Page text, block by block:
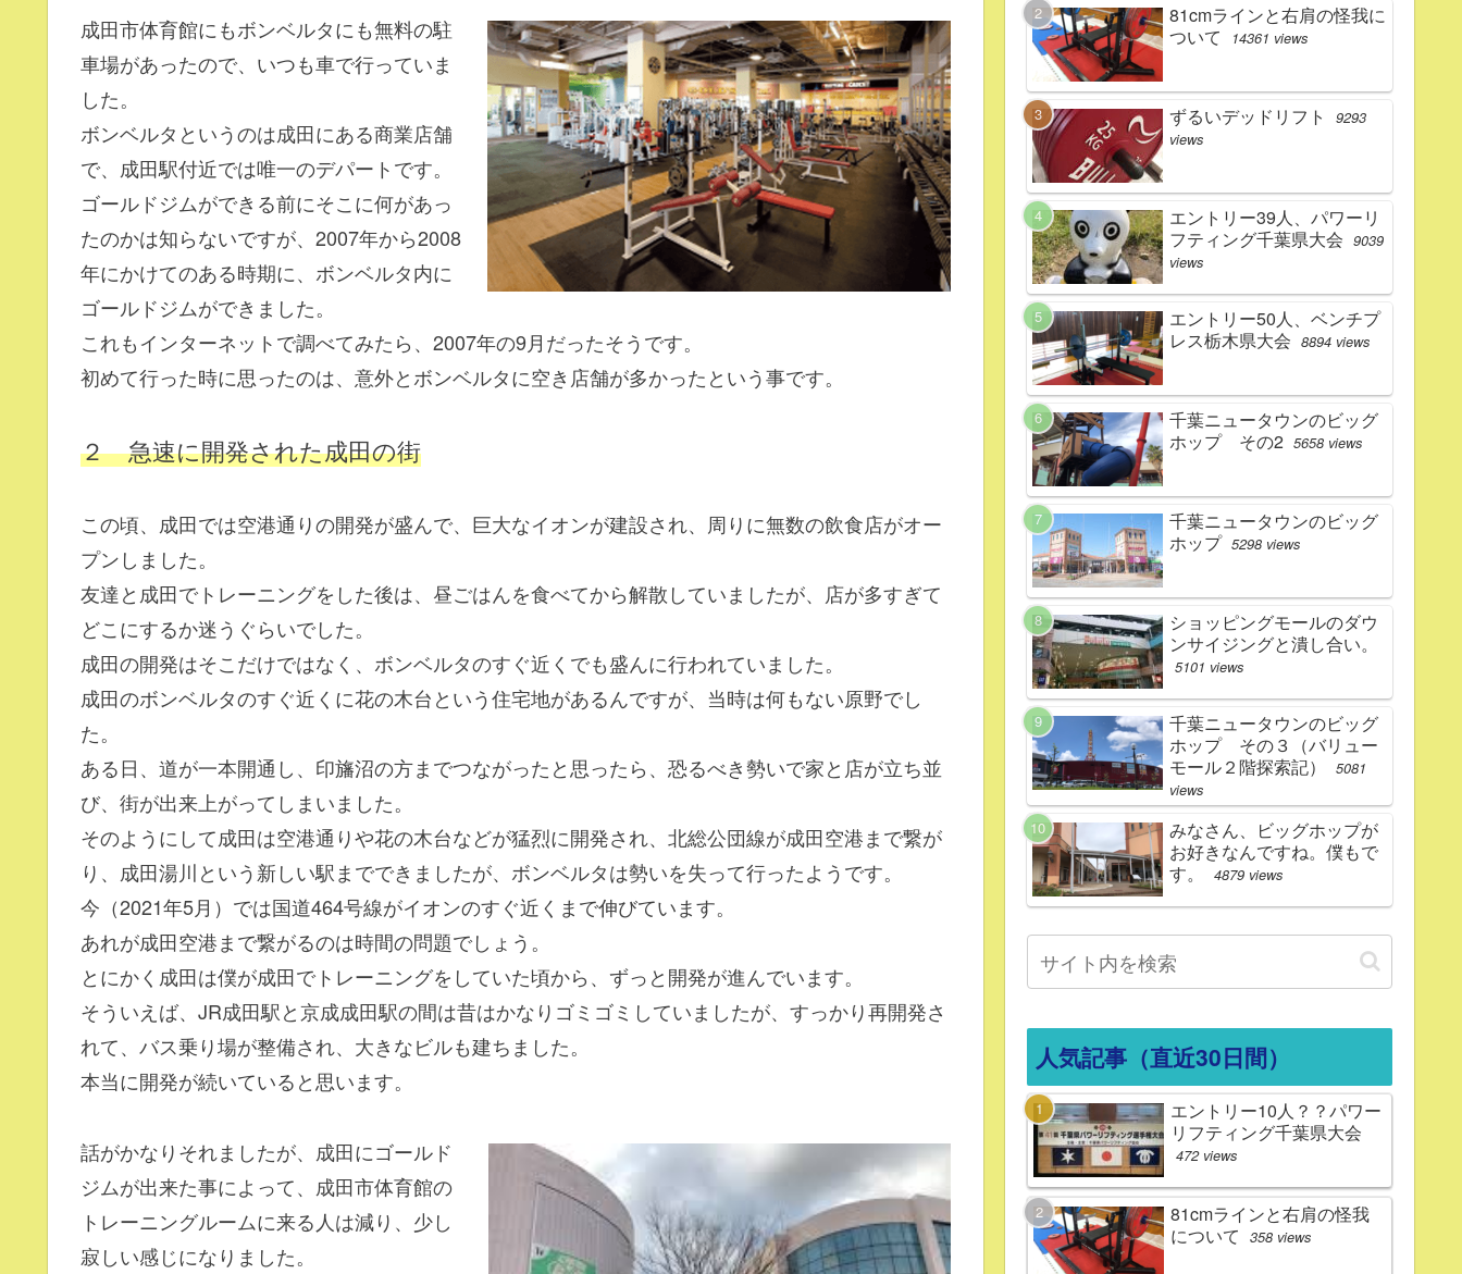
成田市体育館にもボンベルタにも無料の駐
車場があったので、いつも車で行っていま
した。
ボンベルタというのは成田にある商業店舗
で、成田駅付近では唯一のデパートです。
ゴールドジムができる前にそこに何があっ
たのかは知らないですが、2007年から2008
年にかけてのある時期に、ボンベルタ内に
ゴールドジムができました。
これもインターネットで調べてみたら、2007年の9月だったそうです。
初めて行った時に思ったのは、意外とボンベルタに空き店舗が多かったという事です。
２ 急速に開発された成田の街
この頃、成田では空港通りの開発が盛んで、巨大なイオンが建設され、周りに無数の飲食店がオー
プンしました。
友達と成田でトレーニングをした後は、昼ごはんを食べてから解散していましたが、店が多すぎて
どこにするか迷うぐらいでした。
成田の開発はそこだけではなく、ボンベルタのすぐ近くでも盛んに行われていました。
成田のボンベルタのすぐ近くに花の木台という住宅地があるんですが、当時は何もない原野でし
た。
ある日、道が一本開通し、印旛沼の方までつながったと思ったら、恐るべき勢いで家と店が立ち並
び、街が出来上がってしまいました。
そのようにして成田は空港通りや花の木台などが猛烈に開発され、北総公団線が成田空港まで繋が
り、成田湯川という新しい駅までできましたが、ボンベルタは勢いを失って行ったようです。
今（2021年5月）では国道464号線がイオンのすぐ近くまで伸びています。
あれが成田空港まで繋がるのは時間の問題でしょう。
とにかく成田は僕が成田でトレーニングをしていた頃から、ずっと開発が進んでいます。
そういえば、JR成田駅と京成成田駅の間は昔はかなりゴミゴミしていましたが、すっかり再開発さ
れて、バス乗り場が整備され、大きなビルも建ちました。
本当に開発が続いていると思います。
話がかなりそれましたが、成田にゴールド
ジムが出来た事によって、成田市体育館の
トレーニングルームに来る人は減り、少し
寂しい感じになりました。
81cmラインと右肩の怪我に
ついて
14361 views
ずるいデッドリフト
9293
views
エントリー39人、パワーリ
フティング千葉県大会 9039
views
エントリー50人、ベンチプ
レス栃木県大会 8894 views
千葉ニュータウンのビッグ
ホップ その2 5658 views
千葉ニュータウンのビッグ
ホップ 5298 views
ショッピングモールのダウ
ンサイジングと潰し合い。
5101 views
千葉ニュータウンのビッグ
ホップ その３（バリュー
モール２階探索記）
5081
views
みなさん、ビッグホップが
お好きなんですね。僕もで
す。
4879 views
人気記事（直近30日間）
エントリー10人？？パワー
リフティング千葉県大会
472 views
81cmラインと右肩の怪我
について
358 views